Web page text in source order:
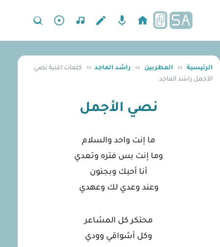
الرئيسية ›› المطربين ›› راشد الماجد ››
كلمات اغنية نصي
الأجمل راشد الماجد
نصي الأجمل
ما إنت واحد والسلام
وما إنت بس فتره وتعدي
أنا أحبك وبجنون
وعند وعدي لك وعهدي
محتكر كل المشاعر
وكل أشواقي وودي